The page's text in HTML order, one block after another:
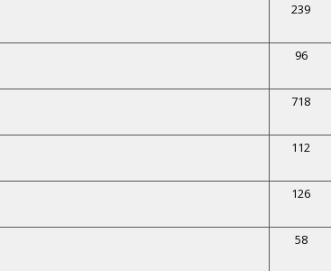
239
96
718
112
126
58